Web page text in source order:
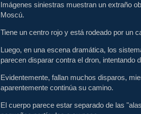
Imágenes siniestras muestran un extraño
Moscú.
Tiene un centro rojo y está rodeado por un
Luego, en una escena dramática, los
parecen disparar contra el dron, intentando
Evidentemente, fallan muchos disparos,
aparentemente continúa su camino.
El cuerpo parece estar separado de las